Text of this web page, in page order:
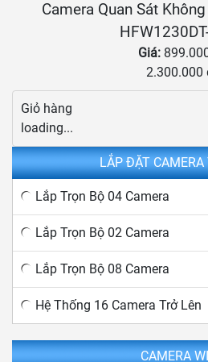
Camera Quan Sát
Giá:
2.300.000
Giỏ hàng
loading...
LẮP ĐẶT CAMERA
Lắp Trọn Bộ 04 Camera
Lắp Trọn Bộ 02 Camera
Lắp Trọn Bộ 08 Camera
Hệ Thống 16 Camera Trở Lên
CAMERA